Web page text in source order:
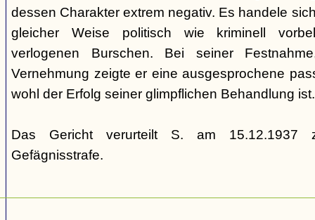
dessen Charakter extrem negativ. Es handele
gleicher Weise politisch wie kriminell
verlogenen Burschen. Bei seiner
Vernehmung zeigte er eine ausgesprochene
wohl der Erfolg seiner glimpflichen Behandlung
Das Gericht verurteilt S. am 15.12.1937
Gefägnisstrafe.